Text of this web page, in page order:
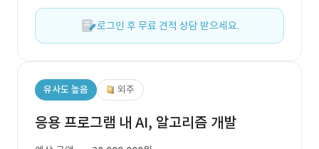
로그인 후 무료 견적 상담 받으세요.
유사도 높음 외주
응용 프로그램 내 AI, 알고리즘 개발